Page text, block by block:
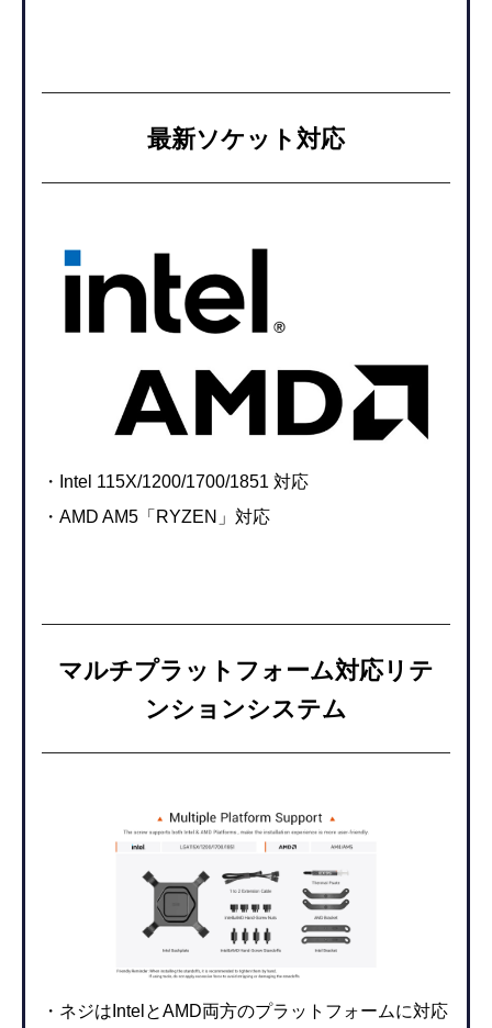
最新ソケット対応
・Intel 115X/1200/1700/1851 対応
・AMD AM5「RYZEN」対応
マルチプラットフォーム対応リテ
ンションシステム
・ネジはIntelとAMD両方のプラットフォームに対応